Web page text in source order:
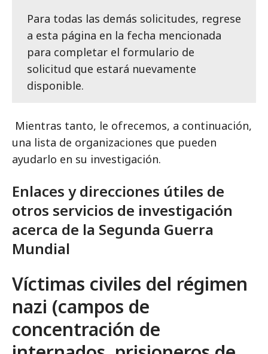
Para todas las demás solicitudes, regrese
a esta página en la fecha mencionada
para completar el formulario de
solicitud que estará nuevamente
disponible.
Mientras tanto, le ofrecemos, a continuación,
una lista de organizaciones que pueden
ayudarlo en su investigación.
Enlaces y direcciones útiles de
otros servicios de investigación
acerca de la Segunda Guerra
Mundial
Víctimas civiles del régimen
nazi (campos de
concentración de